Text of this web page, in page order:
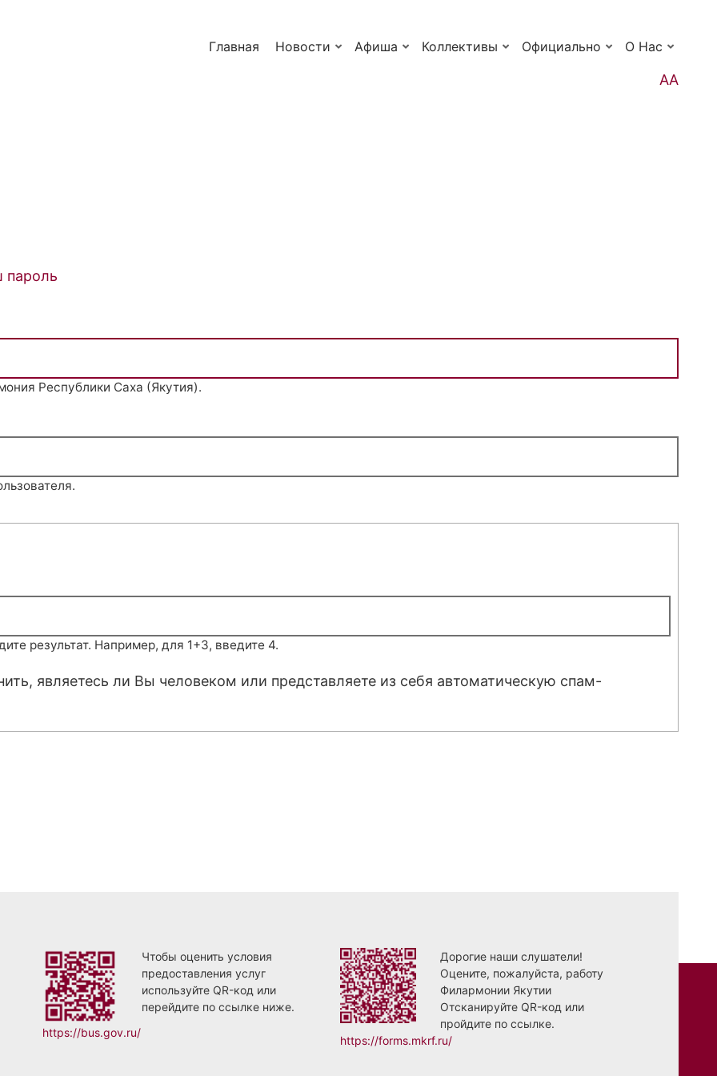
Главная Новости Афиша Коллективы Официально О Нас
АА
пароль
Республики Саха (Якутия).
результат. Например, для 1+3, введите 4.
являетесь ли Вы человеком или представляете из себя автоматическую спам-
Чтобы оценить условия
предоставления услуг
используйте QR-код или
перейдите по ссылке ниже.
https://bus.gov.ru/
Дорогие наши слушатели!
Оцените, пожалуйста, работу
Филармонии Якутии
Отсканируйте QR-код или
пройдите по ссылке.
https://forms.mkrf.ru/